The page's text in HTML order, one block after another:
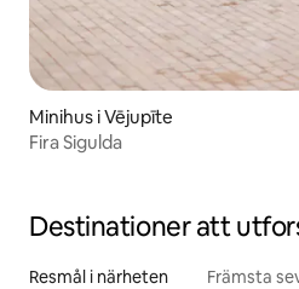
Minihus i Vējupīte
Fira Sigulda
Destinationer att
Resmål i närheten Främsta